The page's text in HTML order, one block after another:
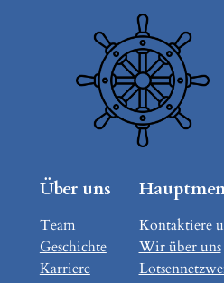
Über uns
Team
Geschichte
Karriere
Kontaktiere
Wir über uns